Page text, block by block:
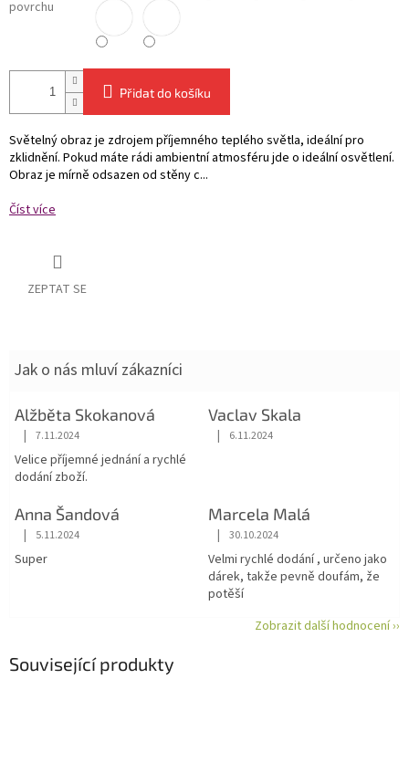
povrchu
Přidat do košíku
Světelný obraz je zdrojem příjemného teplého světla, ideální pro
zklidnění. Pokud máte rádi ambientní atmosféru jde o ideální osvětlení.
Obraz je mírně odsazen od stěny c...
Číst více
ZEPTAT SE
Jak o nás mluví zákazníci
Alžběta Skokanová
Hodnocení obchodu je 5 z 5 hvězdiček.
| 7.11.2024
Velice příjemné jednání a rychlé
dodání zboží.
Vaclav Skala
Hodnocení obchodu je 5 z 5
| 6.11.2024
Anna Šandová
Hodnocení obchodu je 5 z 5 hvězdiček.
| 5.11.2024
Super
Marcela Malá
Hodnocení obchodu je 5 z 5
| 30.10.2024
Velmi rychlé dodání , určeno jako
dárek, takže pevně doufám, že
potěší
Zobrazit další hodnocení ››
Související produkty